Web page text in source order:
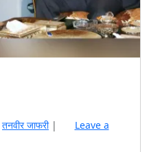
तनवीर जाफरी |
Leave a